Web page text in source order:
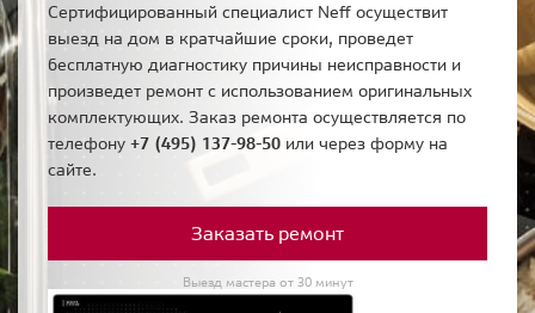
Сертифицированный специалист Neff осуществит
выезд на дом в кратчайшие сроки, проведет
бесплатную диагностику причины неисправности и
произведет ремонт с использованием оригинальных
комплектующих. Заказ ремонта осуществляется по
телефону +7 (495) 137-98-50 или через форму на
сайте.
Заказать ремонт
Выезд мастера от 30 минут